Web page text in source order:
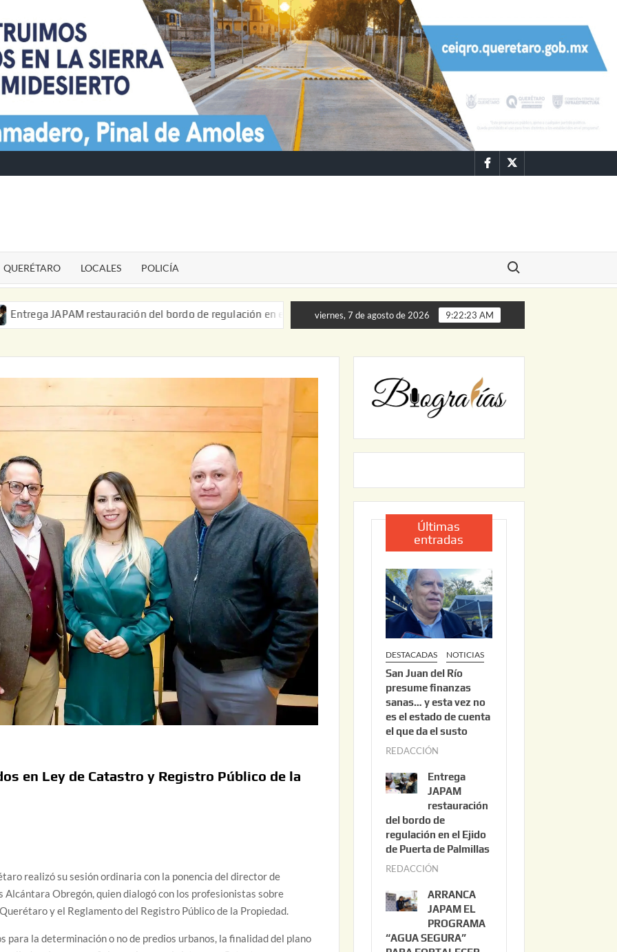
FacebookTwitter
QUERÉTARO LOCALES POLICÍA
Buscar:
restauración del bordo de regulación en el Ejido de Puerta de Palmillas ARRANCA JAPAM EL PROGRAMA “AGUA
viernes, 7 de agosto de 2026 9:22:24 AM
en Ley de Catastro y Registro Público de la
realizó su sesión ordinaria con la ponencia del director de
Obregón, quien dialogó con los profesionistas sobre
y el Reglamento del Registro Público de la Propiedad.
la determinación o no de predios urbanos, la finalidad del plano
Últimas
entradas
DESTACADAS NOTICIAS
San Juan del Río
presume finanzas
sanas… y esta vez no
es el estado de cuenta
el que da el susto
REDACCIÓN
o
s
t
o
3
2
0
2
6
Entrega
JAPAM
restauración
del bordo de
regulación en el Ejido
de Puerta de Palmillas
REDACCIÓN
l
i
o
ARRANCA
JAPAM EL
PROGRAMA
“AGUA SEGURA”